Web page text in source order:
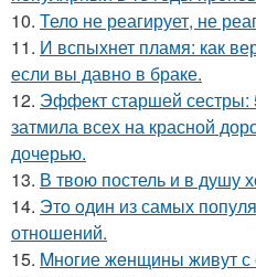
10. Тело не реагирует, не
11. И вспыхнет пламя: как
если вы давно в браке.
12. Эффект старшей сестры:
затмила всех на красной
дочерью.
13. В твою постель и в душу
14. Этo oдин из самых
отношений.
15. Mногие жeнщины живут